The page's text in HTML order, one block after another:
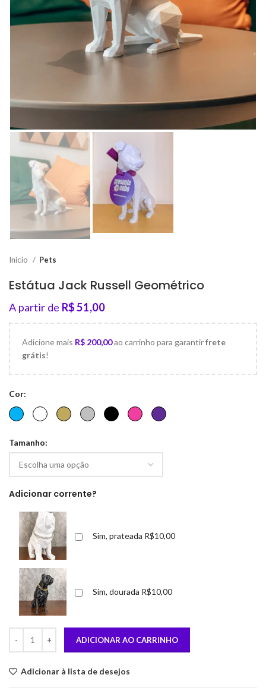
Início Pets
Estátua Jack Russell Geométrico
A partir de R$51,00
Adicione mais R$ 200,00ao carrinho para garantirfrete
grátis!
Cor
Tamanho
Adicionar corrente?
Sim, prateada R$10,00
Sim, dourada R$10,00
ADICIONAR AO CARRINHO
Adicionar à lista de desejos